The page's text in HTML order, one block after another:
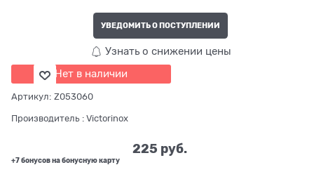
УВЕДОМИТЬ О ПОСТУПЛЕНИИ
Узнать о снижении цены
Нет в наличии
Артикул: Z053060
Производитель : Victorinox
225 руб.
+7 бонусов на бонусную карту